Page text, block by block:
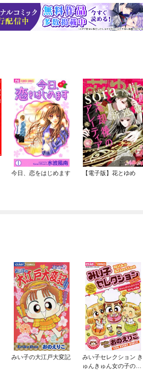
今日、恋をはじめます 【電子版】花とゆめ
みい子の大江戸大変記
みい子セレクション き
ゅんきゅん女の子のな